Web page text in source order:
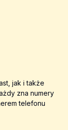
jak i także
zna numery
telefonu